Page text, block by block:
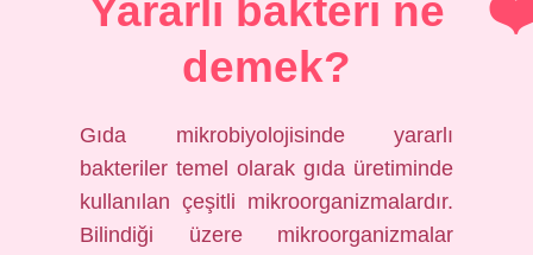
Yararlı bakteri ne
demek?
Gıda mikrobiyolojisinde yararlı
bakteriler temel olarak gıda üretiminde
kullanılan çeşitli mikroorganizmalardır.
Bilindiği üzere mikroorganizmalar